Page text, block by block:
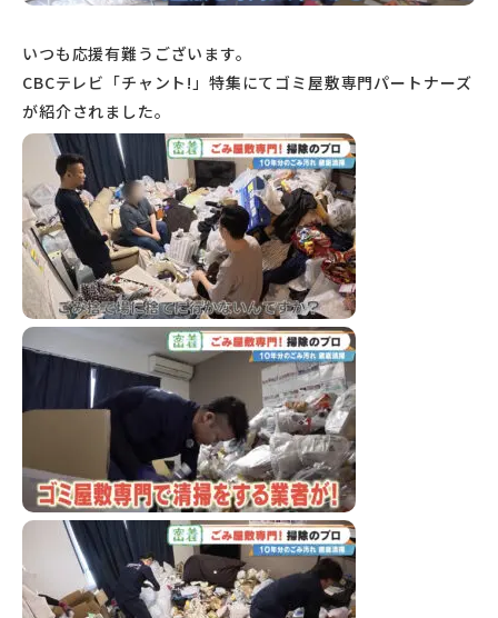
いつも応援有難うございます。
CBCテレビ「チャント!」 特集にてゴミ屋敷専門パートナーズ
が紹介されました。